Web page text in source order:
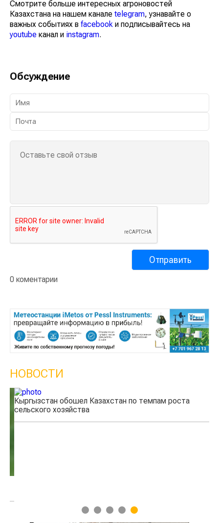
Смотрите больше интересных агроновостей
Казахстана на нашем канале telegram, узнавайте о
важных событиях в facebook и подписывайтесь на
youtube канал и instagram.
Обсуждение
0 коментарии
НОВОСТИ
Кыргызстан обошел Казахстан по темпам роста
сельского хозяйства
1 2 3 4 5